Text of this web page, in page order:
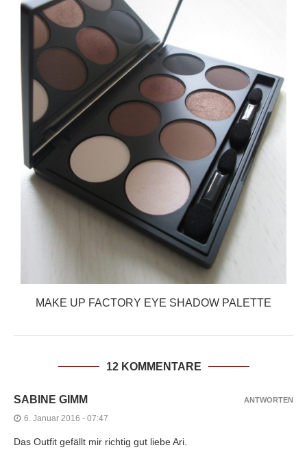
MAKE UP FACTORY EYE SHADOW PALETTE
12 KOMMENTARE
SABINE GIMM
6. Januar 2016 - 07:47
Das Outfit gefällt mir richtig gut liebe Ari.
ANTWORTEN